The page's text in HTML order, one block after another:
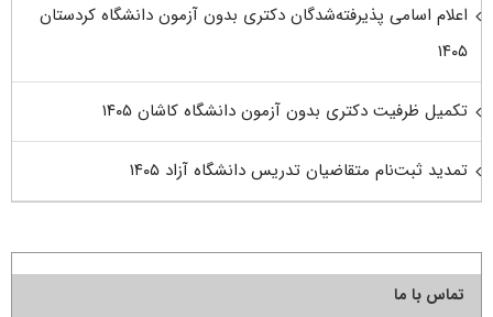
اعلام اسامی پذیرفته‌شدگان دکتری بدون آزمون دانشگاه کردستان
۱۴۰۵
تکمیل ظرفیت دکتری بدون آزمون دانشگاه کاشان ۱۴۰۵
تمدید ثبت‌نام متقاضیان تدریس دانشگاه آزاد ۱۴۰۵
تماس با ما